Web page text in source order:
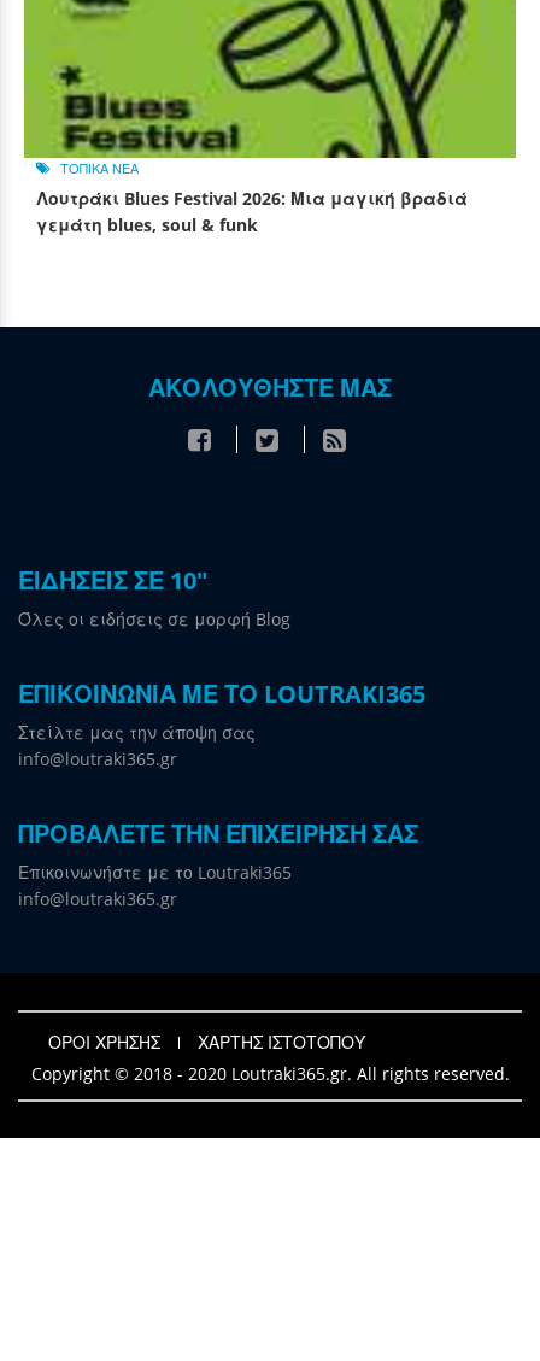
ΤΟΠΙΚΑ ΝΕΑ
Λουτράκι Blues Festival 2026: Μια μαγική βραδιά
γεμάτη blues, soul & funk
ΑΚΟΛΟΥΘΗΣΤΕ ΜΑΣ
ΕΙΔΗΣΕΙΣ ΣΕ 10"
Όλες οι ειδήσεις σε μορφή Blog
ΕΠΙΚΟΙΝΩΝΙΑ ΜΕ ΤΟ LOUTRAKI365
Στείλτε μας την άποψη σας
info@loutraki365.gr
ΠΡΟΒΑΛΕΤΕ ΤΗΝ ΕΠΙΧΕΙΡΗΣΗ ΣΑΣ
Επικοινωνήστε με το Loutraki365
info@loutraki365.gr
ΟΡΟΙ ΧΡΗΣΗΣ
ΧΑΡΤΗΣ ΙΣΤΟΤΟΠΟΥ
Copyright © 2018 - 2020 Loutraki365.gr. All rights reserved.